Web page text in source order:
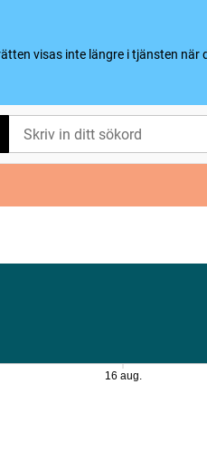
visas inte längre i tjänsten när
16 aug.